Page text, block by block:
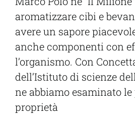
aromatizzare cibi e
avere un sapore
anche componenti con
l’organismo. Con
dell’Istituto di scienze
ne abbiamo esaminato
proprietà